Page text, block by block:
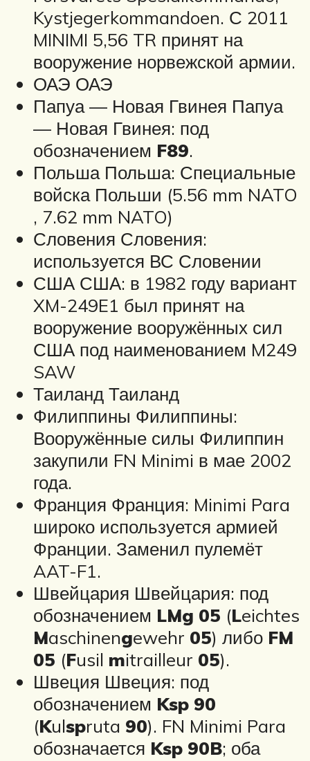
Kystjegerkommandoen. С 2011
MINIMI 5,56 TR принят на
вооружение норвежской армии.
ОАЭ ОАЭ
Папуа — Новая Гвинея Папуа
— Новая Гвинея: под
обозначением F89.
Польша Польша: Специальные
войска Польши (5.56 mm NATO
, 7.62 mm NATO)
Словения Словения:
используется ВС Словении
США США: в 1982 году вариант
XM-249E1 был принят на
вооружение вооружённых сил
США под наименованием M249
SAW
Таиланд Таиланд
Филиппины Филиппины:
Вооружённые силы Филиппин
закупили FN Minimi в мае 2002
года.
Франция Франция: Minimi Para
широко используется армией
Франции. Заменил пулемёт
AAT-F1.
Швейцария Швейцария: под
обозначением LMg 05 (Leichtes
Maschinengewehr 05) либо FM
05 (Fusil mitrailleur 05).
Швеция Швеция: под
обозначением Ksp 90
(Kulspruta 90). FN Minimi Para
обозначается Ksp 90B; оба